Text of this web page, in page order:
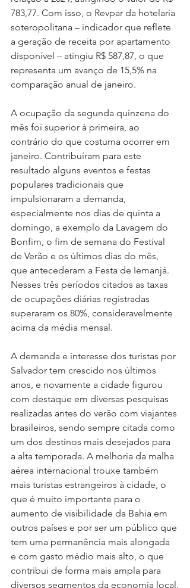
783,77. Com isso, o Revpar da hotelaria
soteropolitana – indicador que reflete
a geração de receita por apartamento
disponível – atingiu R$ 587,87, o que
representa um avanço de 15,5% na
comparação anual de janeiro.
A ocupação da segunda quinzena do
mês foi superior à primeira, ao
contrário do que costuma ocorrer em
janeiro. Contribuíram para este
resultado alguns eventos e festas
populares tradicionais que
impulsionaram a demanda,
especialmente nos dias de quinta a
domingo, a exemplo da Lavagem do
Bonfim, o fim de semana do Festival
de Verão e os últimos dias do mês,
que antecederam a Festa de Iemanjá.
Nesses três períodos citados as taxas
de ocupações diárias registradas
superaram os 80%, consideravelmente
acima da média mensal.
A demanda e interesse dos turistas por
Salvador tem crescido nos últimos
anos, e novamente a cidade figurou
com destaque em diversas pesquisas
realizadas antes do verão com viajantes
brasileiros, sendo sempre citada como
um dos destinos mais desejados para
a alta temporada. A melhoria da malha
aérea internacional trouxe também
mais turistas estrangeiros à cidade, o
que é muito importante para o
aumento de visibilidade da Bahia em
outros países e por ser um público que
tem uma permanência mais alongada
e com gasto médio mais alto, o que
contribui de forma mais ampla para
diversos segmentos da economia local.